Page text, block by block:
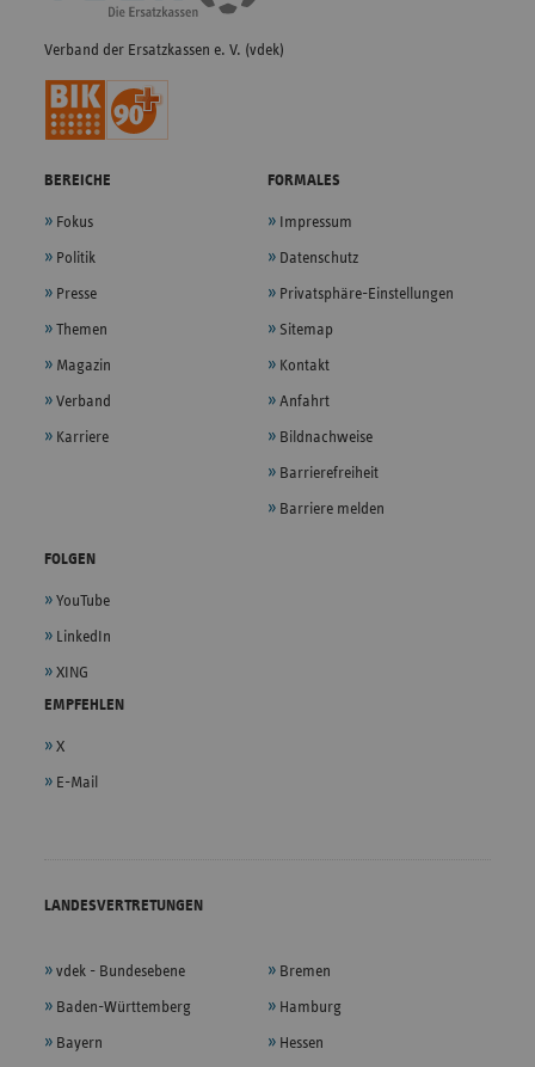
Verband der Ersatzkassen e. V. (vdek)
BEREICHE
Fokus
Politik
Presse
Themen
Magazin
Verband
Karriere
FORMALES
Impressum
Datenschutz
Privatsphäre-Einstellungen
Sitemap
Kontakt
Anfahrt
Bildnachweise
Barrierefreiheit
Barriere melden
FOLGEN
YouTube
LinkedIn
XING
EMPFEHLEN
X
E-Mail
LANDESVERTRETUNGEN
vdek - Bundesebene
Baden-Württemberg
Bayern
Bremen
Hamburg
Hessen